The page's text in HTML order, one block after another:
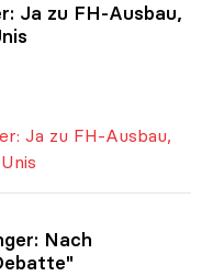
Ja zu FH-Ausbau,
Ja zu FH-Ausbau,
Nach